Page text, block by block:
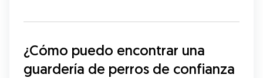
¿Cómo puedo encontrar una
guardería de perros de confianza